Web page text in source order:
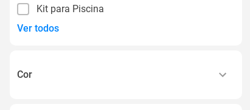
Kit para Piscina
Ver todos
Cor